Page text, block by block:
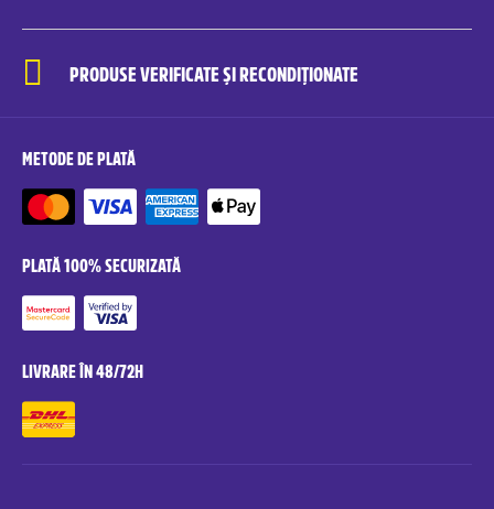
PRODUSE VERIFICATE ȘI RECONDIȚIONATE
METODE DE PLATĂ
PLATĂ 100% SECURIZATĂ
LIVRARE ÎN 48/72H